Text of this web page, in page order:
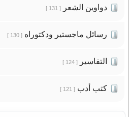
دواوين الشعر[ 131 ]
رسائل ماجستير ودكتوراه[ 130 ]
التفاسير[ 124 ]
كتب أدب[ 121 ]